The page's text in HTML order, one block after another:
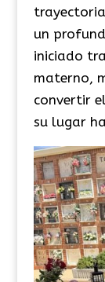
un
iniciado
materno,
convertir
su lugar